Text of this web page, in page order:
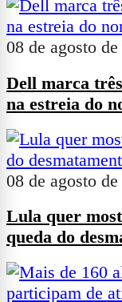
08 de agosto
Dell marca
na estreia do
08 de agosto
Lula quer
queda do